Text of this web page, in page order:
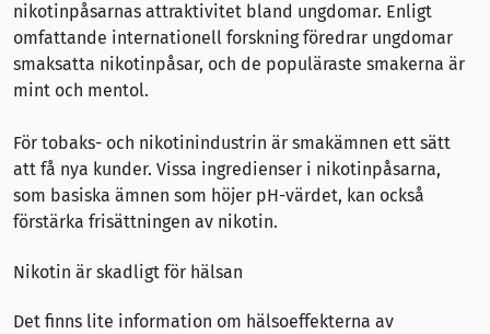
nikotinpåsarnas attraktivitet bland ungdomar. Enligt
omfattande internationell forskning föredrar ungdomar
smaksatta nikotinpåsar, och de populäraste smakerna är
mint och mentol.
För tobaks- och nikotinindustrin är smakämnen ett sätt
att få nya kunder. Vissa ingredienser i nikotinpåsarna,
som basiska ämnen som höjer pH-värdet, kan också
förstärka frisättningen av nikotin.
Nikotin är skadligt för hälsan
Det finns lite information om hälsoeffekterna av